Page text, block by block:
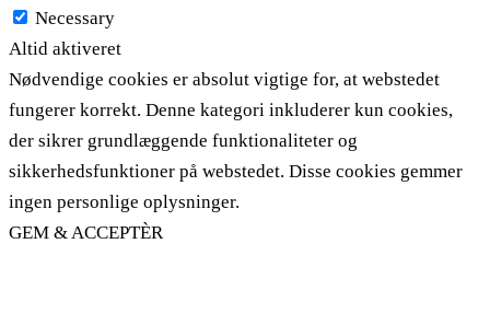
Necessary
Altid aktiveret
Nødvendige cookies er absolut vigtige for, at webstedet
fungerer korrekt. Denne kategori inkluderer kun cookies,
der sikrer grundlæggende funktionaliteter og
sikkerhedsfunktioner på webstedet. Disse cookies gemmer
ingen personlige oplysninger.
GEM & ACCEPTÈR